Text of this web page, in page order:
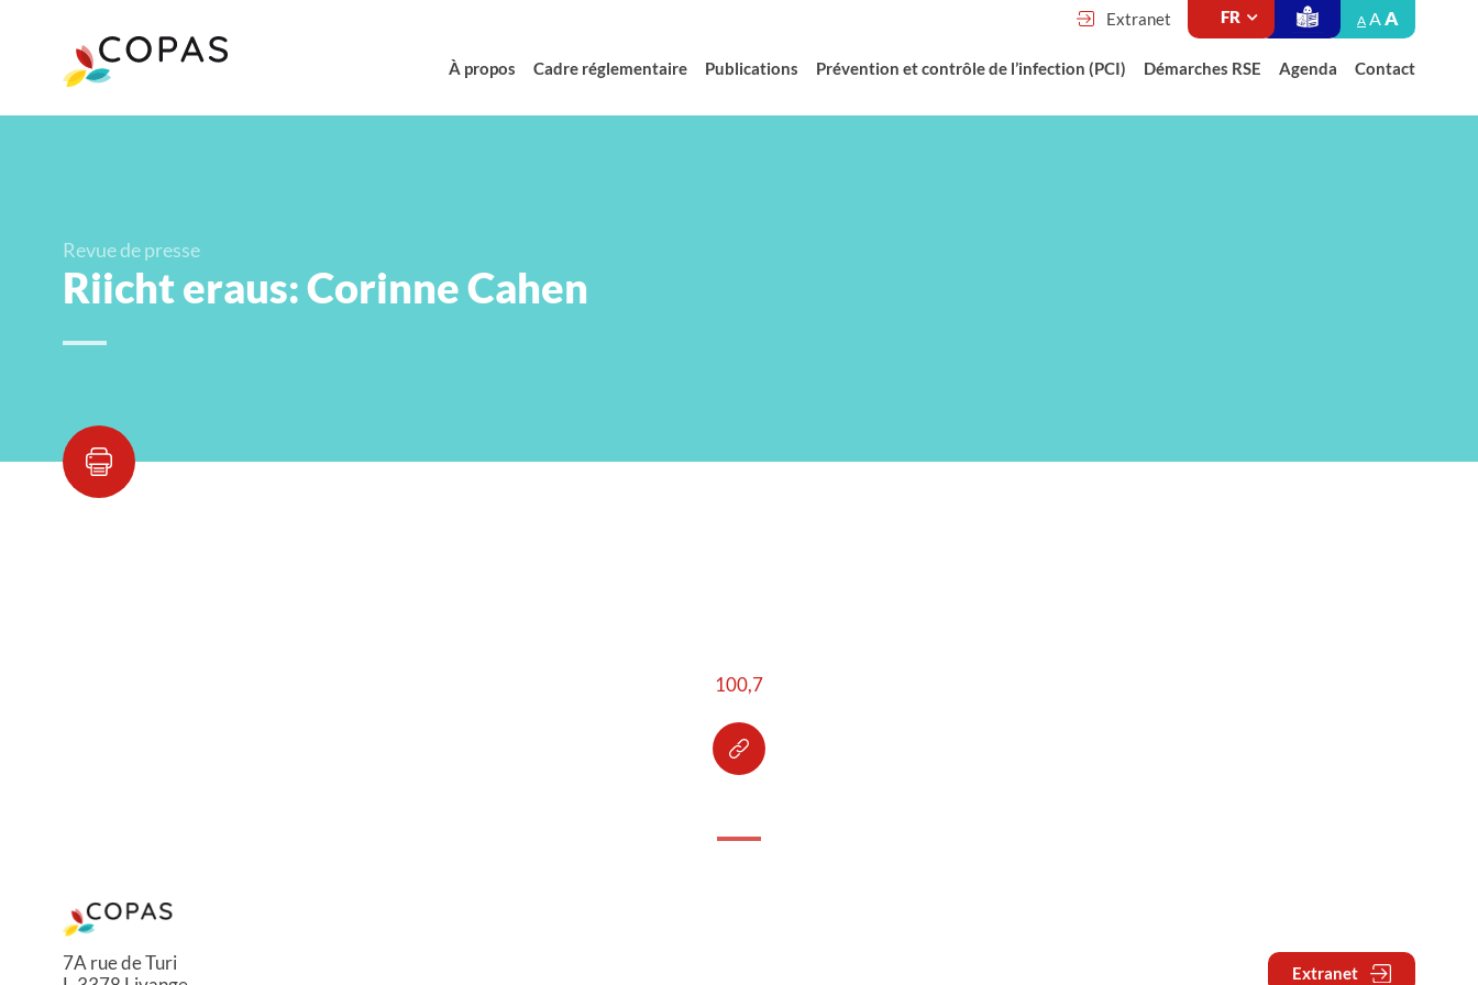
Extranet A AA
À propos Cadre réglementaire Publications Prévention et contrôle de l’infection (PCI) Démarches RSE Agenda Contact
Revue de presse
Riicht eraus: Corinne Cahen
100,7
7A rue de Turi
Extranet